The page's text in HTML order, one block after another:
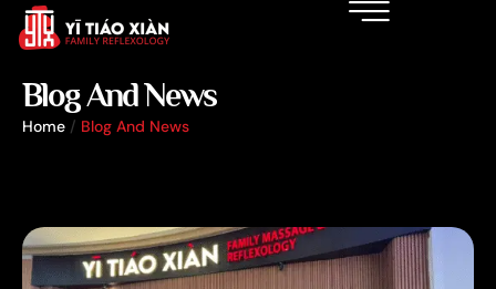
Blog And News
Home / Blog And News